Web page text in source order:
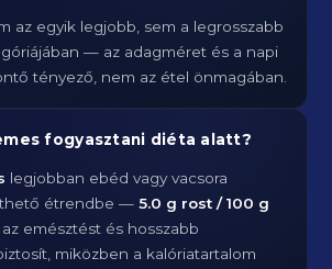
az egyik legjobb, sem a legrosszabb
— az adagméret és a napi
tényező, nem az étel önmagában.
fogyasztani diéta alatt?
legjobban ebéd vagy vacsora
étrendbe —5.0 g rost / 100 g
emésztést és hosszabb
miközben a kalóriatartalom